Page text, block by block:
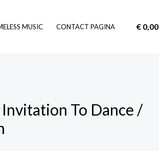
MUSIC CONTACT PAGINA €0,00
To Dance /